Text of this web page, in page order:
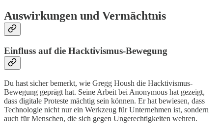
Auswirkungen und Vermächtnis
Einfluss auf die Hacktivismus-Bewegung
Du hast sicher bemerkt, wie Gregg Housh die Hacktivismus-
Bewegung geprägt hat. Seine Arbeit bei Anonymous hat gezeigt,
dass digitale Proteste mächtig sein können. Er hat bewiesen, dass
Technologie nicht nur ein Werkzeug für Unternehmen ist, sondern
auch für Menschen, die sich gegen Ungerechtigkeiten wehren.